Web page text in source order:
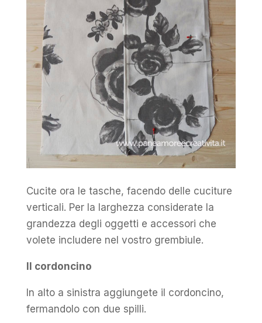
Cucite ora le tasche, facendo delle cuciture
verticali. Per la larghezza considerate la
grandezza degli oggetti e accessori che
volete includere nel vostro grembiule.
Il cordoncino
In alto a sinistra aggiungete il cordoncino,
fermandolo con due spilli.